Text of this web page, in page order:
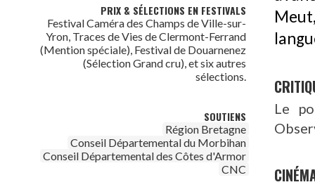
PRIX & SÉLECTIONS EN FESTIVALS
Festival Caméra des Champs de Ville-sur-
Yron, Traces de Vies de Clermont-Ferrand
(Mention spéciale), Festival de Douarnenez
(Sélection Grand cru), et six autres
sélections.
SOUTIENS
Région Bretagne
Conseil Départemental du Morbihan
Conseil Départemental des Côtes d'Armor
CNC
Le